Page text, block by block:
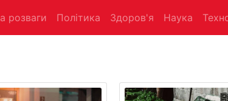
розваги Політика Здоров'я Наука